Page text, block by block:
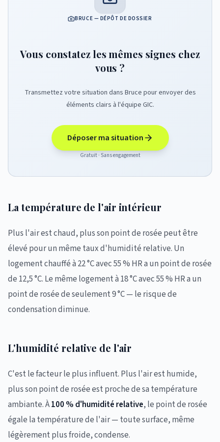
BRUCE — DÉPÔT DE DOSSIER
Vous constatez les mêmes signes chez
vous ?
Transmettez votre situation dans Bruce pour envoyer des
éléments clairs à l'équipe GIC.
Déposer ma situation
Gratuit · Sans engagement
La température de l'air intérieur
Plus l'air est chaud, plus son point de rosée peut être
élevé pour un même taux d'humidité relative. Un
logement chauffé à 22 °C avec 55 % HR a un point de rosée
de 12,5 °C. Le même logement à 18 °C avec 55 % HR a un
point de rosée de seulement 9 °C — le risque de
condensation diminue.
L'humidité relative de l'air
C'est le facteur le plus influent. Plus l'air est humide,
plus son point de rosée est proche de sa température
ambiante. À100 % d'humidité relative, le point de rosée
égale la température de l'air — toute surface, même
légèrement plus froide, condense.